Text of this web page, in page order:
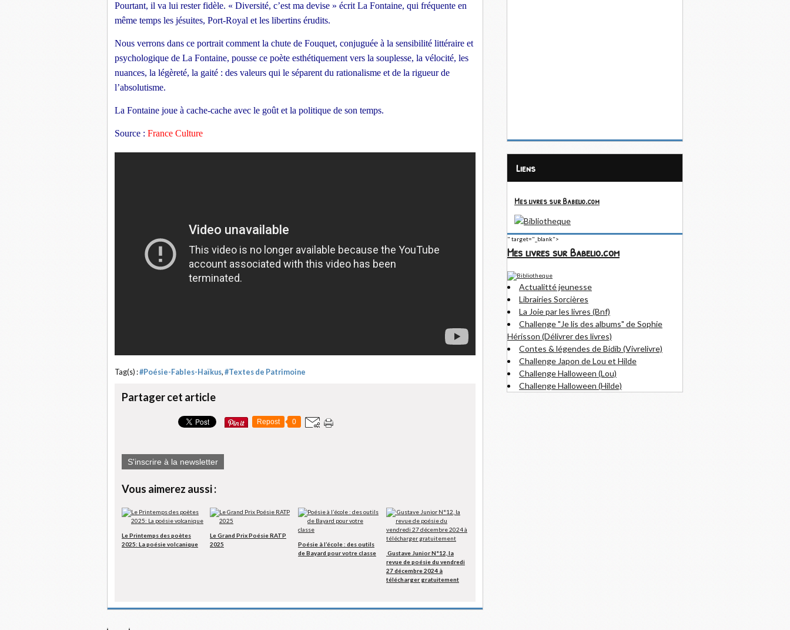
Pourtant, il va lui rester fidèle. « Diversité, c’est ma devise » écrit La Fontaine, qui fréquente en
même temps les jésuites, Port-Royal et les libertins érudits.
Nous verrons dans ce portrait comment la chute de Fouquet, conjuguée à la sensibilité littéraire et
psychologique de La Fontaine, pousse ce poète esthétiquement vers la souplesse, la vélocité, les
nuances, la légèreté, la gaité : des valeurs qui le séparent du rationalisme et de la rigueur de
l’absolutisme.
La Fontaine joue à cache-cache avec le goût et la politique de son temps.
Source : France Culture
Tag(s) :#Poésie-Fables-Haïkus, #Textes de Patrimoine
Partager cet article
Repost 0
S'inscrire à la newsletter
Vous aimerez aussi :
Le Printemps des poètes
2025: La poésie volcanique
Le Grand Prix Poésie RATP
2025
Poésie à l’école : des outils
de Bayard pour votre classe
Gustave Junior N°12, la
revue de poésie du vendredi
27 décembre 2024 à
télécharger gratuitement
Liens
Mes livres sur Babelio.com
" target="_blank">
Mes livres sur Babelio.com
Actualitté jeunesse
Librairies Sorcières
La Joie par les livres (Bnf)
Challenge "Je lis des albums" de Sophie
Hérisson (Délivrer des livres)
Contes & légendes de Bidib (Vivrelivre)
Challenge Japon de Lou et Hilde
Challenge Halloween (Lou)
Challenge Halloween (Hilde)